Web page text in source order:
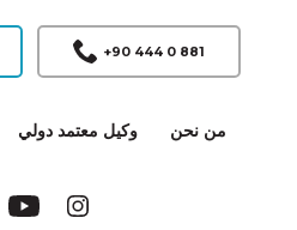
+90 444 0 881
وكيل معتمد دولي من نحن